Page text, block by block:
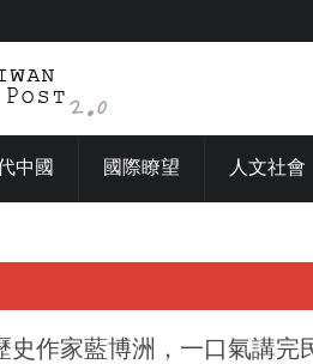
中國 國際瞭望 人文社會
史作家藍博洲，一口氣講